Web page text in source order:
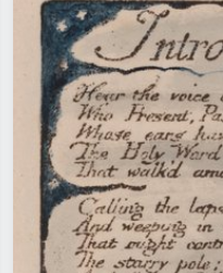
斎の波、ヌード。